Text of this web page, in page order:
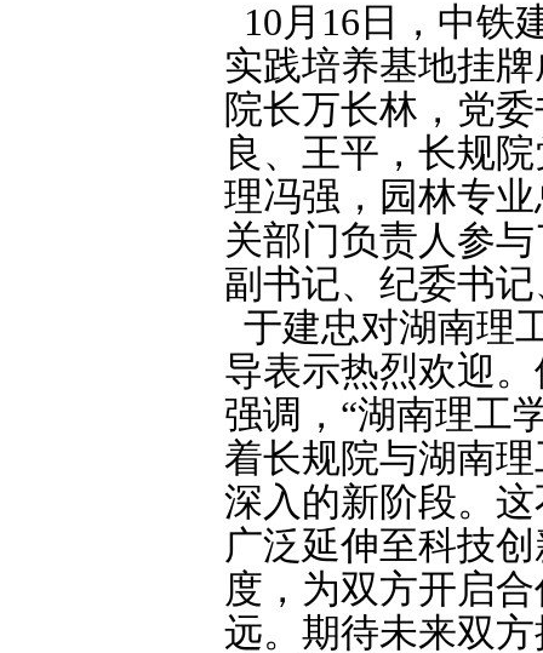
10月16日，中铁
实践培养基地挂
院长万长林，党
良、王平，长规
理冯强，园林专
关部门负责人参
副书记、纪委书
于建忠对湖南理
导表示热烈欢迎
强调，“湖南理工
着长规院与湖南
深入的新阶段。
广泛延伸至科技
度，为双方开启
远。期待未来双